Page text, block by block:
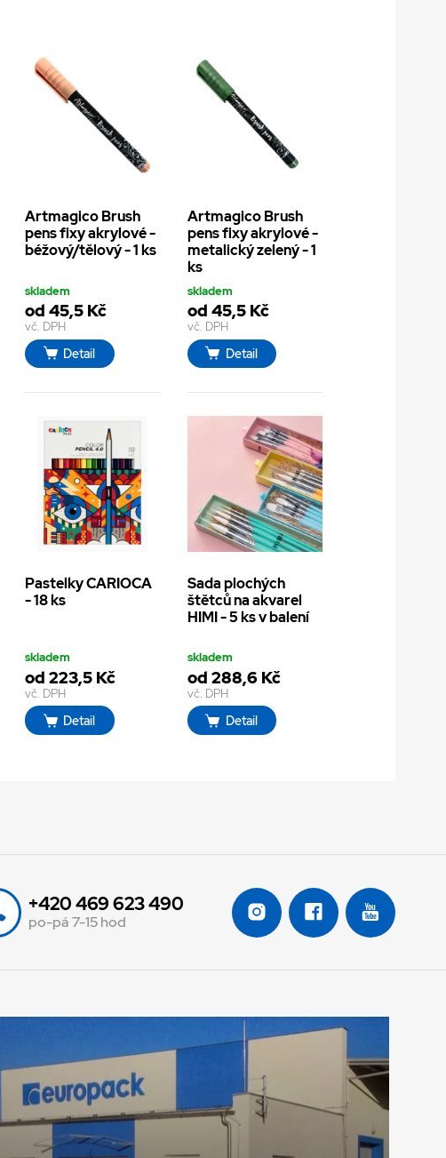
Artmagico Brush
pens fixy akrylové -
béžový/tělový - 1 ks
skladem
od 45,5 Kč
vč. DPH
Detail
Artmagico Brush
pens fixy akrylové -
metalický zelený - 1
ks
skladem
od 45,5 Kč
vč. DPH
Detail
Pastelky CARIOCA
- 18 ks
skladem
od 223,5 Kč
vč. DPH
Detail
Sada plochých
štětců na akvarel
HIMI - 5 ks v balení
skladem
od 288,6 Kč
vč. DPH
Detail
+420 469 623 490
po-pá 7-15 hod